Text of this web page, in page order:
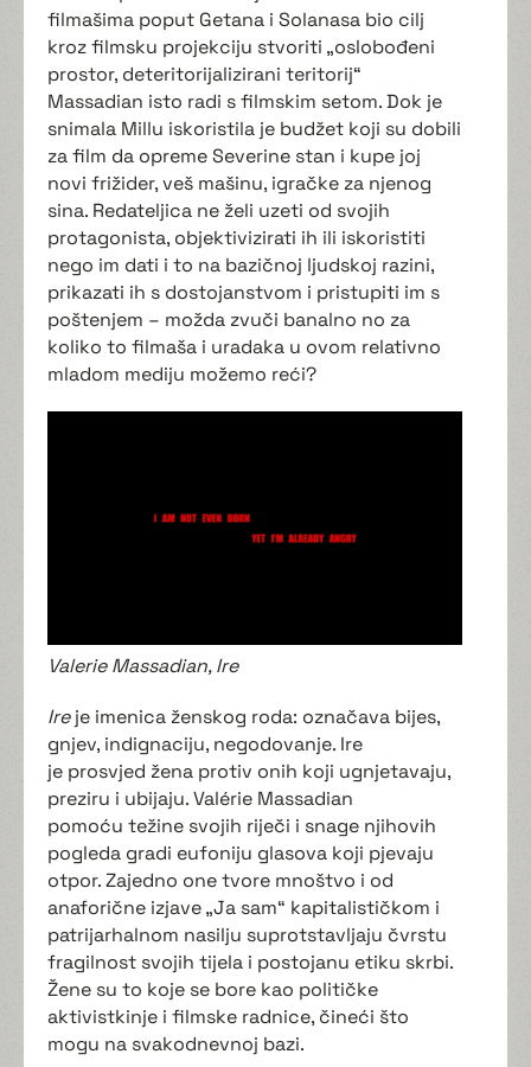
filmašima poput Getana i Solanasa bio cilj
kroz filmsku projekciju stvoriti „oslobođeni
prostor, deteritorijalizirani teritorij“
Massadian isto radi s filmskim setom. Dok je
snimala Millu iskoristila je budžet koji su dobili
za film da opreme Severine stan i kupe joj
novi frižider, veš mašinu, igračke za njenog
sina. Redateljica ne želi uzeti od svojih
protagonista, objektivizirati ih ili iskoristiti
nego im dati i to na bazičnoj ljudskoj razini,
prikazati ih s dostojanstvom i pristupiti im s
poštenjem – možda zvuči banalno no za
koliko to filmaša i uradaka u ovom relativno
mladom mediju možemo reći?
Valerie Massadian, Ire
Ireje imenica ženskog roda: označava bijes,
gnjev, indignaciju, negodovanje. Ire
je prosvjed žena protiv onih koji ugnjetavaju,
preziru i ubijaju. Valérie Massadian
pomoću težine svojih riječi i snage njihovih
pogleda gradi eufoniju glasova koji pjevaju
otpor. Zajedno one tvore mnoštvo i od
anaforične izjave „Ja sam“ kapitalističkom i
patrijarhalnom nasilju suprotstavljaju čvrstu
fragilnost svojih tijela i postojanu etiku skrbi.
Žene su to koje se bore kao političke
aktivistkinje i filmske radnice, čineći što
mogu na svakodnevnoj bazi.